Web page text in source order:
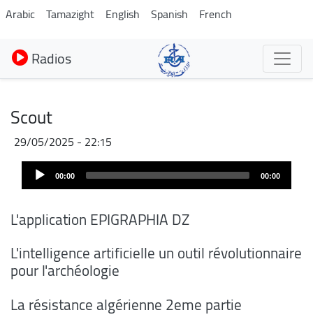
Aller
au
contenu
principal
Arabic Tamazight English Spanish French
Radios
Scout
29/05/2025 - 22:15
Fichier
Audio
Player 00:00 00:00
L'application EPIGRAPHIA DZ
L'intelligence artificielle un outil révolutionnaire
pour l'archéologie
La résistance algérienne 2eme partie